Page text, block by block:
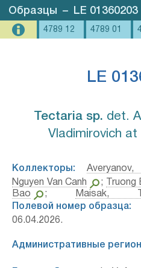
Образцы – LE 01360203
4789 12 4789 01
LE
Tectaria sp.⁣ det.
Vladimirovich
Коллекторы:
Nguyen Van Canh
; Truong
Bao
;
Maisak,
Полевой номер образца:
06.04.2026.
Административные